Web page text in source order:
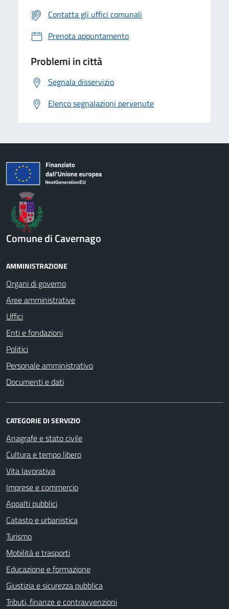
Contatta gli uffici comunali
Prenota appuntamento
Problemi in città
Segnala disservizio
Elenco segnalazioni pervenute
Comune di Cavernago
AMMINISTRAZIONE
Organi di governo
Aree amministrative
Uffici
Enti e fondazioni
Politici
Personale amministrativo
Documenti e dati
CATEGORIE DI SERVIZIO
Anagrafe e stato civile
Cultura e tempo libero
Vita lavorativa
Imprese e commercio
Appalti pubblici
Catasto e urbanistica
Turismo
Mobilità e trasporti
Educazione e formazione
Giustizia e sicurezza pubblica
Tributi, finanze e contravvenzioni